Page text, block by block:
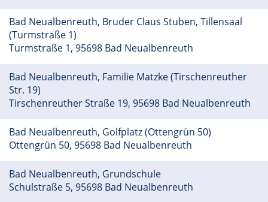
Bad Neualbenreuth, Bruder Claus Stuben, Tillensaal
(Turmstraße 1)
Turmstraße 1, 95698 Bad Neualbenreuth
Bad Neualbenreuth, Familie Matzke (Tirschenreuther
Str. 19)
Tirschenreuther Straße 19, 95698 Bad Neualbenreuth
Bad Neualbenreuth, Golfplatz (Ottengrün 50)
Ottengrün 50, 95698 Bad Neualbenreuth
Bad Neualbenreuth, Grundschule
Schulstraße 5, 95698 Bad Neualbenreuth